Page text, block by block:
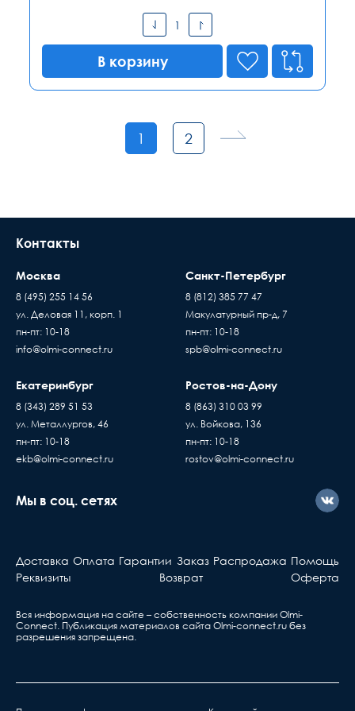
В корзину
1 2
Контакты
Москва
8 (495) 255 14 56
ул. Деловая 11, корп. 1
пн-пт: 10-18
info@olmi-connect.ru
Санкт-Петербург
8 (812) 385 77 47
Макулатурный пр-д, 7
пн-пт: 10-18
spb@olmi-connect.ru
Екатеринбург
8 (343) 289 51 53
ул. Металлургов, 46
пн-пт: 10-18
ekb@olmi-connect.ru
Ростов-на-Дону
8 (863) 310 03 99
ул. Войкова, 136
пн-пт: 10-18
rostov@olmi-connect.ru
Мы в соц. сетях
Доставка Оплата Гарантии Заказ Распродажа Помощь
Реквизиты
Возврат Оферта
Вся информация на сайте – собственность компании Olmi-
Сonnect. Публикация материалов сайта Olmi-connect.ru без
разрешения запрещена.